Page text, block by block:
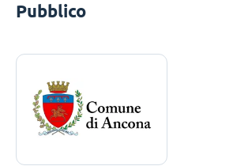
Pubblico